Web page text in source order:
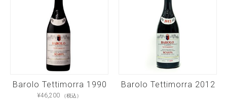
ン
は
商
品
ペ
ー
ジ
か
ら
選
で
き
ま
Barolo Tettimorra 1990
¥46,200 （税込）
Barolo Tettimorra 2012